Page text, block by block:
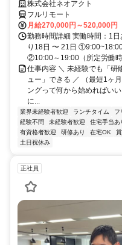
株式会社ネオアクト
フルリモート
月給270,000円～520,000円
勤務時間詳細 実働時間：1
り18日 〜 21日
②10:00～19:00（所定労働時
仕事内容 ＼ 未経験でも「研
ュー」できる ／ （最短1ヶ
ングって何から始めればい
に...
業界未経験者歓迎 ランチタイム フ
経験不問
未経験者歓迎 住宅手当あ
有資格者歓迎
研修あり 在宅OK
土日祝休み
正社員